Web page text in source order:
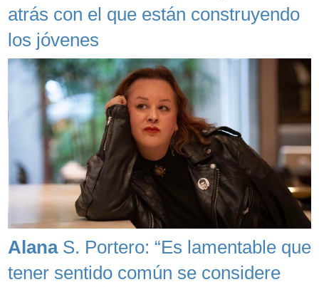
atrás con el que están construyendo
los jóvenes
AlanaS. Portero: “Es lamentable que
tener sentido común se considere